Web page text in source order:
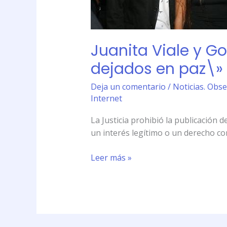
Juanita Viale y
dejados en paz\»
Deja un comentario / Noticias.
Internet
La Justicia prohibió la publicación
un interés legítimo o un derecho
ser
dejados
en
paz\»
Leer más »